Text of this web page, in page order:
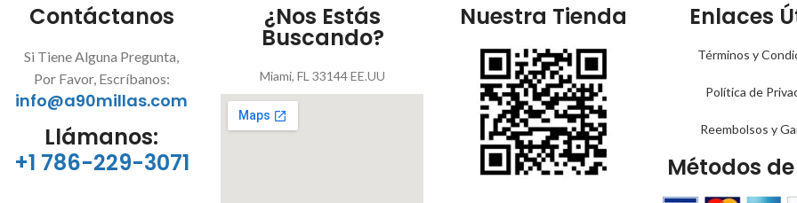
Contáctanos
Si Tiene Alguna Pregunta,
Por Favor, Escríbanos:
info@a90millas.com
Llámanos:
+1 786-229-3071
¿Nos Estás
Buscando?
Miami, FL 33144 EE.UU
Nuestra Tienda Enlaces
Términos y
Política de
Reembolsos y
Métodos